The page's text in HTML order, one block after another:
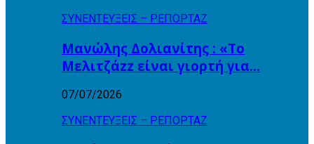
ΣΥΝΕΝΤΕΥΞΕΙΣ – ΡΕΠΟΡΤΑΖ
Μανώλης Δολιανίτης : «Το
Μελιτζάzz είναι γιορτή για…
07/07/2026
ΣΥΝΕΝΤΕΥΞΕΙΣ – ΡΕΠΟΡΤΑΖ